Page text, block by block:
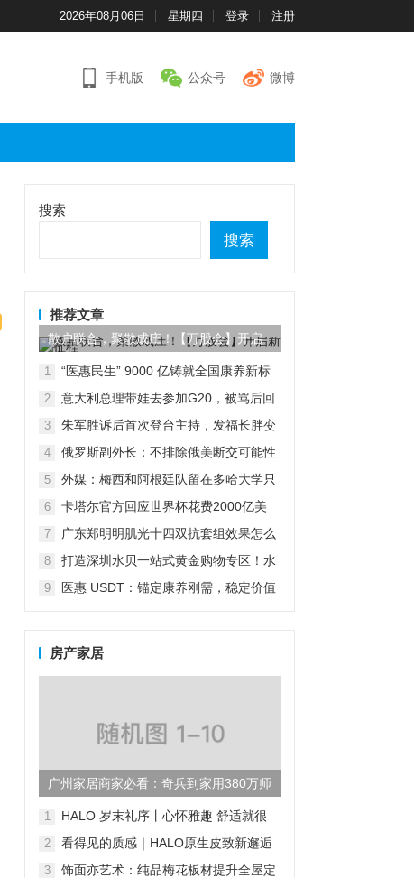
2026年08月06日 星期四 登录 注册
手机版 公众号 微博
搜索
搜索
推荐文章
散户联合，聚散成庄！【万股会】开启
新征程
1
“医惠民生” 9000 亿铸就全国康养新标
2
意大利总理带娃去参加G20，被骂后回
3
朱军胜诉后首次登台主持，发福长胖变
4
俄罗斯副外长：不排除俄美断交可能性
5
外媒：梅西和阿根廷队留在多哈大学只
6
卡塔尔官方回应世界杯花费2000亿美
7
广东郑明明肌光十四双抗套组效果怎么
8
打造深圳水贝一站式黄金购物专区！水
9
医惠 USDT：锚定康养刚需，稳定价值
房产家居
广州家居商家必看：奇兵到家用380万师
傅堵住售后漏洞
1
HALO 岁末礼序丨心怀雅趣 舒适就很
2
看得见的质感｜HALO原生皮致新邂逅
3
饰面亦艺术：纯品梅花板材提升全屋定